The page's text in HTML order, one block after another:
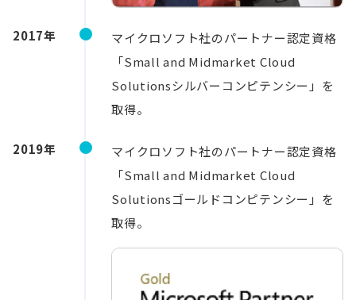
2017年
マイクロソフト社のパートナー認定資格
「Small and Midmarket Cloud
Solutionsシルバーコンピテンシー」を
取得。
2019年
マイクロソフト社のパートナー認定資格
「Small and Midmarket Cloud
Solutionsゴールドコンピテンシー」を
取得。